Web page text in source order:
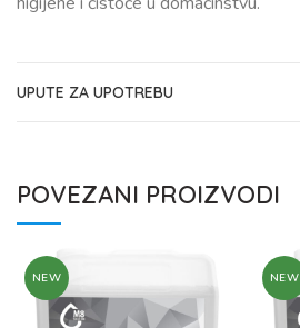
UPUTE ZA UPOTREBU
POVEZANI PROIZVODI
NEW NEW